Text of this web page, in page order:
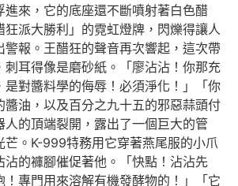
進來，它的底座還不斷噴射著白色醋
狂派大勝利」的霓虹燈牌，閃爍得讓人
警報。王醋狂的聲音再次響起，這次帶
刺耳得像是磨砂紙。「廖沾沾！你那充
是對醬料學的侮辱！必須淨化！」「你
醬油，以及百分之九十五的邪惡蒜頭付
人的頂端裂開，露出了一個巨大的管
芒。K-999特務用它穿著燕尾服的小爪
沾的褲腳催促著他。「快點！沾沾先
！專門用來溶解有機發酵物的！」「它